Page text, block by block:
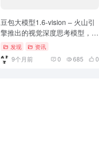
豆包大模型1.6-vision – 火山引
擎推出的视觉深度思考模型，具
备工具调用能力
发现 资讯
9个月前 0 685 0